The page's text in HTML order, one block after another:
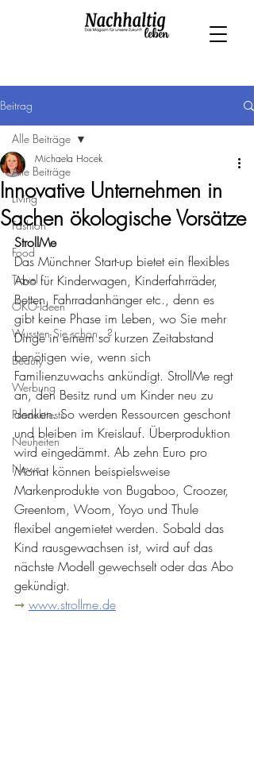
Beitrag
Alle Beiträge
Living
Fashion
Food
Travel
ÖKO-Ideen
Wussten Sie schon...?
Beauty
Werbung
Produkttests
Neuheiten
News
Alle Beiträge
Innovative Unternehmen in
Sachen ökologische Vorsätze
Michaela Hocek
StrollMe
Das Münchner Start-up bietet ein flexibles
Abo für Kinderwagen, Kinderfahrräder,
Betten, Fahrradanhänger etc., denn es
gibt keine Phase im Leben, wo Sie mehr
Dinge in einem so kurzen Zeitabstand
benötigen wie, wenn sich
Familienzuwachs ankündigt. StrollMe regt
an, den Besitz rund um Kinder neu zu
denken. So werden Ressourcen geschont
und bleiben im Kreislauf. Überproduktion
wird eingedämmt. Ab zehn Euro pro
Monat können beispielsweise
Markenprodukte von Bugaboo, Croozer,
Greentom, Woom, Yoyo und Thule
flexibel angemietet werden. Sobald das
Kind rausgewachsen ist, wird auf das
nächste Modell gewechselt oder das Abo
gekündigt.
➞ www.strollme.de